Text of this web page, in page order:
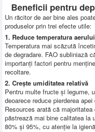
Beneficii pentru
Un răcitor de aer bine ales
produselor prin trei efecte utile:
1. Reduce temperatura aerului
Temperatura mai scăzută
de degradare. FAO subliniază
importanți factori pentru
recoltare.
2. Crește umiditatea relativă
Pentru multe fructe și legume,
deoarece reduce pierderea
Resources arată că
păstrează mai bine calitatea la
80% și 95%, cu atenție la